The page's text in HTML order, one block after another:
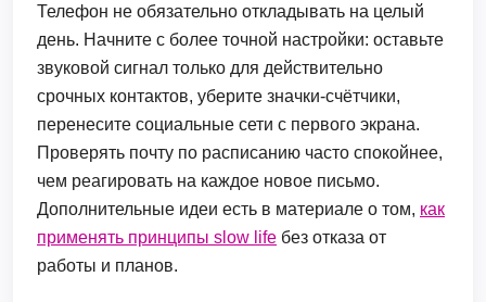
Телефон не обязательно откладывать на целый
день. Начните с более точной настройки: оставьте
звуковой сигнал только для действительно
срочных контактов, уберите значки-счётчики,
перенесите социальные сети с первого экрана.
Проверять почту по расписанию часто спокойнее,
чем реагировать на каждое новое письмо.
Дополнительные идеи есть в материале о том, как
применять принципы slow life без отказа от
работы и планов.